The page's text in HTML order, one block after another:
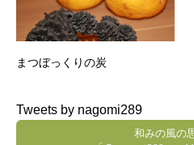
まつぼっくりの炭
Tweets by nagomi289
和みの風の